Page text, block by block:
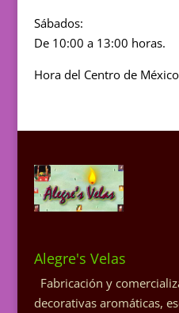
Sábados:
De 10:00 a 13:00 horas.
Hora del Centro de
Alegre's Velas
Fabricación y
decorativas aromáticas,